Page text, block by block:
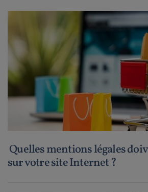
Quelles mentions légales
sur votre site Internet ?